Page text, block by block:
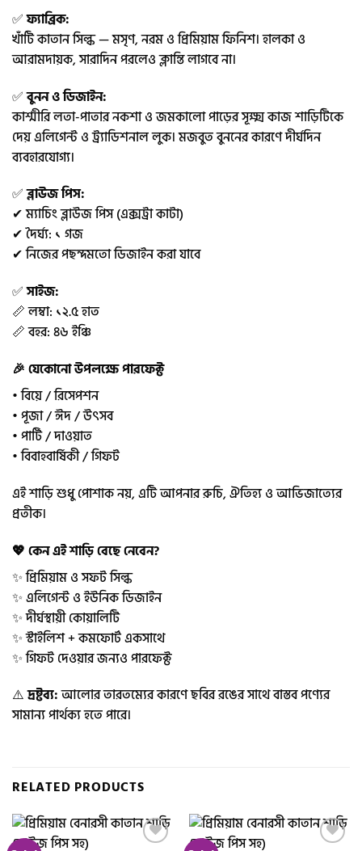
✅ফ্যাব্রিক:
খাঁটি কাতান সিল্ক — মসৃণ, নরম ও প্রিমিয়াম ফিনিশ। হালকা ও
আরামদায়ক, সারাদিন পরলেও ক্লান্তি লাগবে না।
✅বুনন ও ডিজাইন:
কাশ্মীরি লতা-পাতার নকশা ও জমকালো পাড়ের সূক্ষ্ম কাজ শাড়িটিকে
দেয় এলিগেন্ট ও ট্র্যাডিশনাল লুক। মজবুত বুননের কারণে দীর্ঘদিন
ব্যবহারযোগ্য।
✅ব্লাউজ পিস:
✔ ম্যাচিং ব্লাউজ পিস (এক্সট্রা কাটা)
✔ দৈর্ঘ্য: ১ গজ
✔ নিজের পছন্দমতো ডিজাইন করা যাবে
✅সাইজ:
📏 লম্বা: ১২.৫ হাত
📏 বহর: ৪৬ ইঞ্চি
🎉 যেকোনো উপলক্ষে পারফেক্ট
• বিয়ে / রিসেপশন
• পূজা / ঈদ / উৎসব
• পার্টি / দাওয়াত
• বিবাহবার্ষিকী / গিফট
এই শাড়ি শুধু পোশাক নয়, এটি আপনার রুচি, ঐতিহ্য ও আভিজাত্যের
প্রতীক।
💖 কেন এই শাড়ি বেছে নেবেন?
✨ প্রিমিয়াম ও সফট সিল্ক
✨ এলিগেন্ট ও ইউনিক ডিজাইন
✨ দীর্ঘস্থায়ী কোয়ালিটি
✨ স্টাইলিশ + কমফোর্ট একসাথে
✨ গিফট দেওয়ার জন্যও পারফেক্ট
⚠️দ্রষ্টব্য:আলোর তারতম্যের কারণে ছবির রঙের সাথে বাস্তব পণ্যের
সামান্য পার্থক্য হতে পারে।
RELATED PRODUCTS